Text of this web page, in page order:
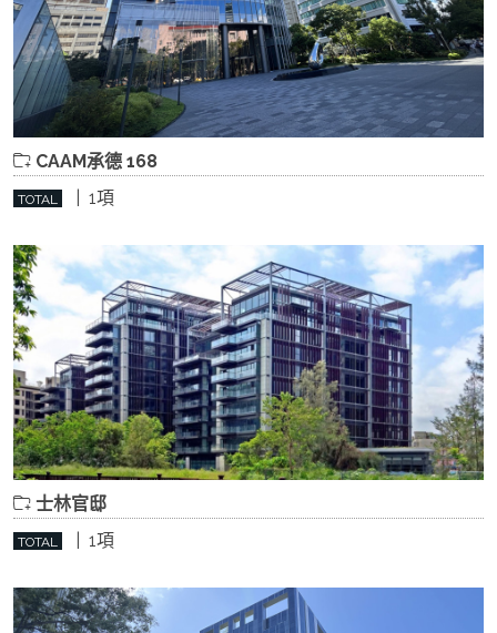
CAAM承德 168
TOTAL | 1項
士林官邸
TOTAL | 1項